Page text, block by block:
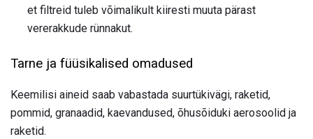
et filtreid tuleb võimalikult kiiresti muuta pärast
vererakkude rünnakut.
Tarne ja füüsikalised omadused
Keemilisi aineid saab vabastada suurtükivägi, raketid,
pommid, granaadid, kaevandused, õhusõiduki aerosoolid ja
raketid.